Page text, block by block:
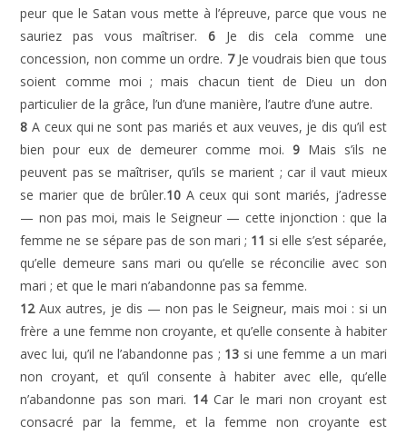
peur que le Satan vous mette à l’épreuve, parce que vous ne
sauriez pas vous maîtriser.6 Je dis cela comme une
concession, non comme un ordre. 7Je voudrais bien que tous
soient comme moi ; mais chacun tient de Dieu un don
particulier de la grâce, l’un d’une manière, l’autre d’une autre.
8 A ceux qui ne sont pas mariés et aux veuves, je dis qu’il est
bien pour eux de demeurer comme moi. 9Mais s’ils ne
peuvent pas se maîtriser, qu’ils se marient ; car il vaut mieux
se marier que de brûler.10A ceux qui sont mariés, j’adresse
— non pas moi, mais le Seigneur — cette injonction : que la
femme ne se sépare pas de son mari ; 11 si elle s’est séparée,
qu’elle demeure sans mari ou qu’elle se réconcilie avec son
mari ; et que le mari n’abandonne pas sa femme.
12Aux autres, je dis — non pas le Seigneur, mais moi : si un
frère a une femme non croyante, et qu’elle consente à habiter
avec lui, qu’il ne l’abandonne pas ; 13 si une femme a un mari
non croyant, et qu’il consente à habiter avec elle, qu’elle
n’abandonne pas son mari. 14Car le mari non croyant est
consacré par la femme, et la femme non croyante est